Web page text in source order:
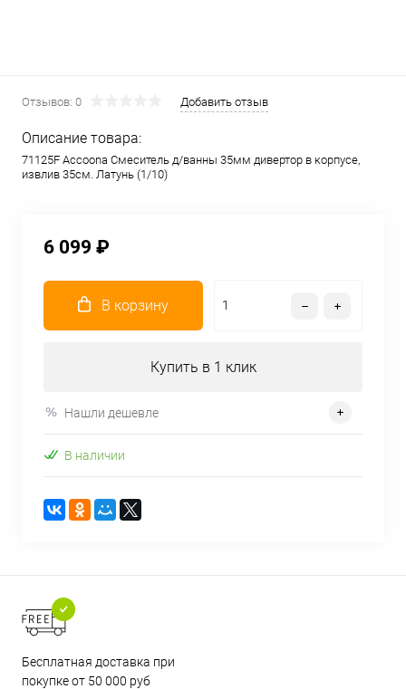
Отзывов: 0 Добавить отзыв
Описание товара:
71125F Accoona Смеситель д/ванны 35мм дивертор в корпусе,
извлив 35см. Латунь (1/10)
6 099 ₽
В корзину
Купить в 1 клик
Нашли дешевле
В наличии
Бесплатная доставка при
покупке от 50 000 руб